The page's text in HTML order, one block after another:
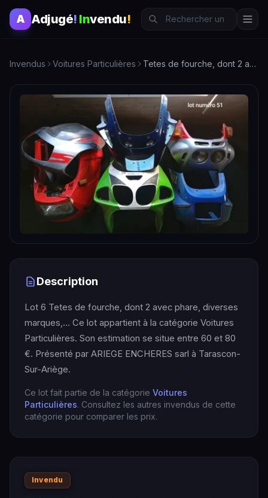
A Adjugé! Invendu!
Invendus Voitures Particulières Tetes de fourche, dont 2 avec phare, diverses marques,…
Description
Lot 6 Tetes de fourche, dont 2 avec phare, diverses
marques,… Ce lot appartient à la catégorie Voitures
Particulières. Son estimation se situe entre 60 et 80
€. Présenté par ARIEGE ENCHERES sarl à Tarascon-
Sur-Ariège.
Ce lot fait partie de la catégorie Voitures
Particulières. Consultez les autres invendus de cette
catégorie pour comparer les prix.
Invendu